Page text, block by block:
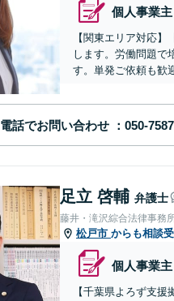
個人事業
【関東エリア対応
します。労働問題で
す。単発ご依頼も歓
電話でお問い合わせ
足立 啓輔 弁護士
藤井・滝沢綜合法律事務
松戸市 からも相談
個人事業
【千葉県よろず支